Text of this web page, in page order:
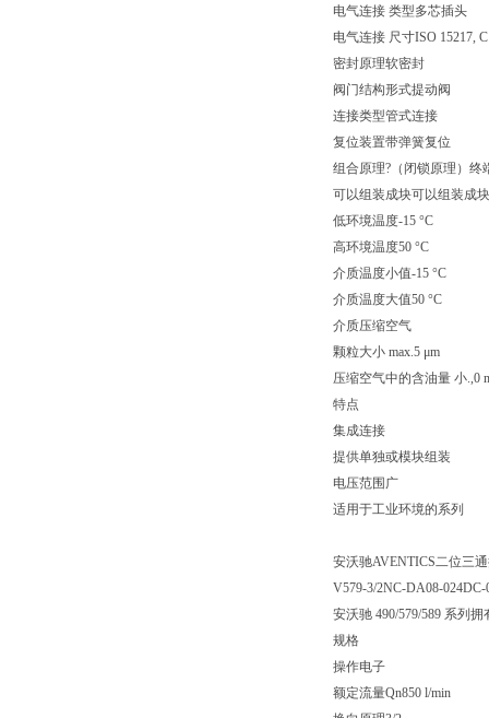
电气连接 类型多芯插头
电气连接 尺寸ISO 15217,
密封原理软密封
阀门结构形式提动阀
连接类型管式连接
复位装置带弹簧复位
组合原理?（闭锁原理）终
可以组装成块可以组装成块
低环境温度-15 °C
高环境温度50 °C
介质温度小值-15 °C
介质温度大值50 °C
介质压缩空气
颗粒大小 max.5 μm
压缩空气中的含油量 小.,0
特点
集成连接
提供单独或模块组装
电压范围广
适用于工业环境的系列
安沃驰AVENTICS二位三
V579-3/2NC-DA08-024DC-
安沃驰 490/579/589 系列
规格
操作电子
额定流量Qn850 l/min